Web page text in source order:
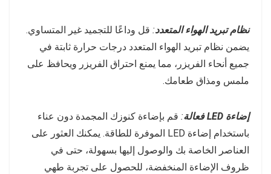
نظام تبريد الهواء المتعدد: قل وداعًا للتجميد غير المتساوي.
يضمن نظام تبريد الهواء المتعدد درجات حرارة ثابتة في
جميع أنحاء الفريزر، مما يمنع احتراق الفريزر ويحافظ على
ملمس ومذاق طعامك.
إضاءة LED فعالة : قم بإضاءة كنوزك المجمدة دون عناء
باستخدام إضاءة LED الموفرة للطاقة. يمكنك العثور على
العناصر الخاصة بك والوصول إليها بسهولة، حتى في
ظروف الإضاءة المنخفضة، للحصول على تجربة طهي